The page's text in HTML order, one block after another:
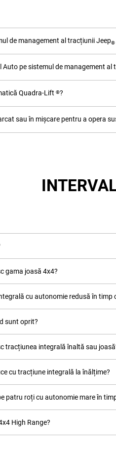
de management al tracțiunii Jeep®
pe sistemul de management al
Quadra-Lift ®?
sau în mișcare pentru a opera
gama joasă 4x4?
cu autonomie redusă în timp
sunt oprit?
tracțiunea integrală înaltă sau
cu tracțiune integrală la înălțime?
patru roți cu autonomie mare în
High Range?